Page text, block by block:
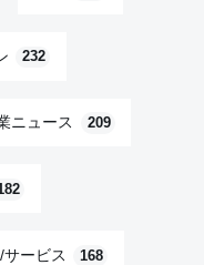
232
ニュース 209
サービス 168